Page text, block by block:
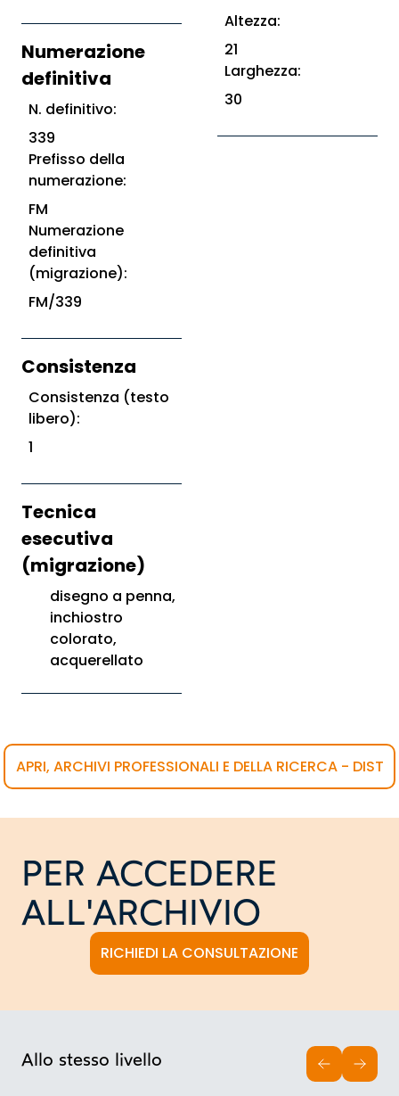
Numerazione
definitiva
N. definitivo:
339
Prefisso della
numerazione:
FM
Numerazione
definitiva
(migrazione):
FM/339
Consistenza
Consistenza (testo
libero):
1
Tecnica
esecutiva
(migrazione)
disegno a penna,
inchiostro
colorato,
acquerellato
Altezza:
21
Larghezza:
30
APRI, ARCHIVI PROFESSIONALI E DELLA RICERCA - DIST
PER ACCEDERE
ALL'ARCHIVIO
RICHIEDI LA CONSULTAZIONE
Allo stesso livello
INDIETRO